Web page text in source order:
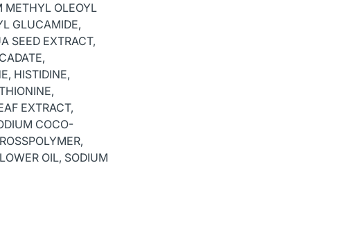
METHYL OLEOYL
GLUCAMIDE,
SEED EXTRACT,
HISTIDINE,
EXTRACT,
COCO-
OIL, SODIUM